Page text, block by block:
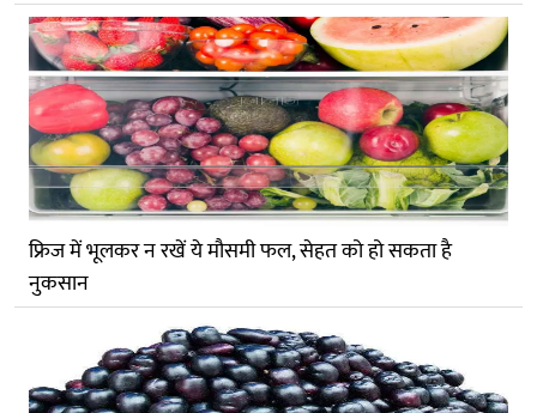
फ्रिज में भूलकर न रखें ये मौसमी फल, सेहत को हो सकता है
नुकसान